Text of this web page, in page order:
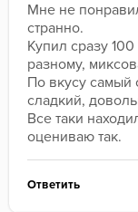
Мне не
странно.
Купил сразу
разному,
По вкусу
сладкий,
Все таки
оцениваю так.
Ответить